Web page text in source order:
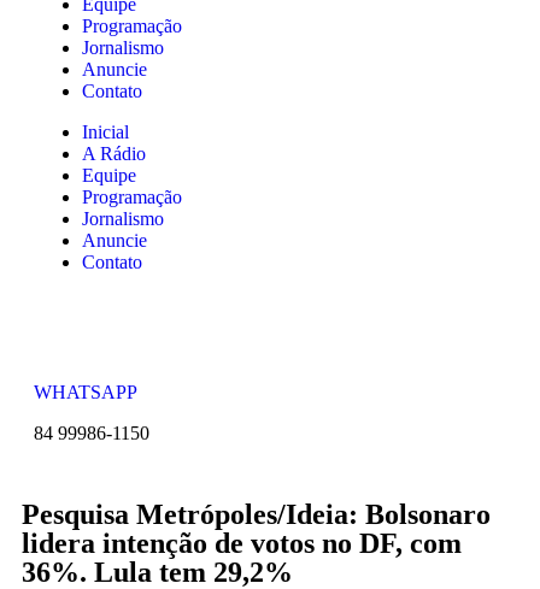
Equipe
Programação
Jornalismo
Anuncie
Contato
Inicial
A Rádio
Equipe
Programação
Jornalismo
Anuncie
Contato
WHATSAPP
84 99986-1150
Pesquisa Metrópoles/Ideia: Bolsonaro
lidera intenção de votos no DF, com
36%. Lula tem 29,2%